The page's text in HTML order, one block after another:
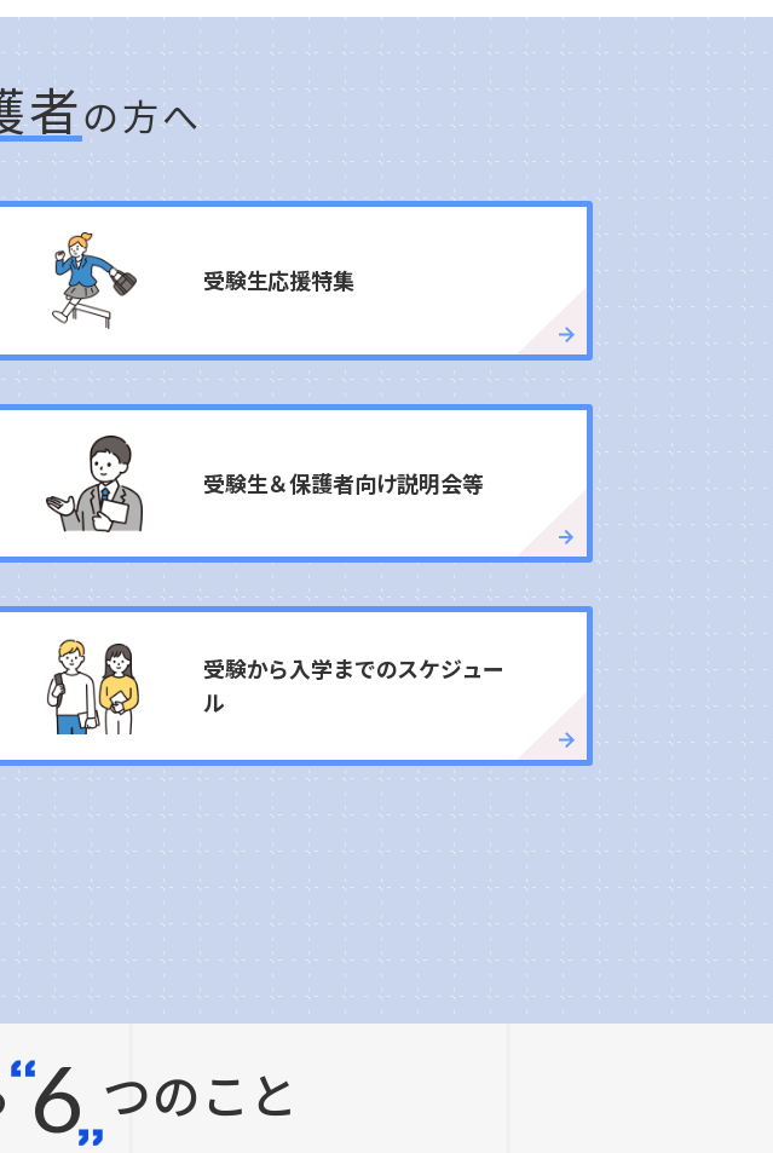
者の方へ
受験生応援特集
受験生＆保護者向け説明会等
受験から入学までのスケジュー
ル
6 つのこと